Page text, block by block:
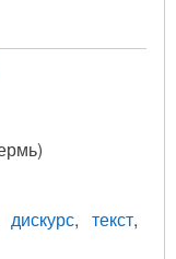
дискурс
текст